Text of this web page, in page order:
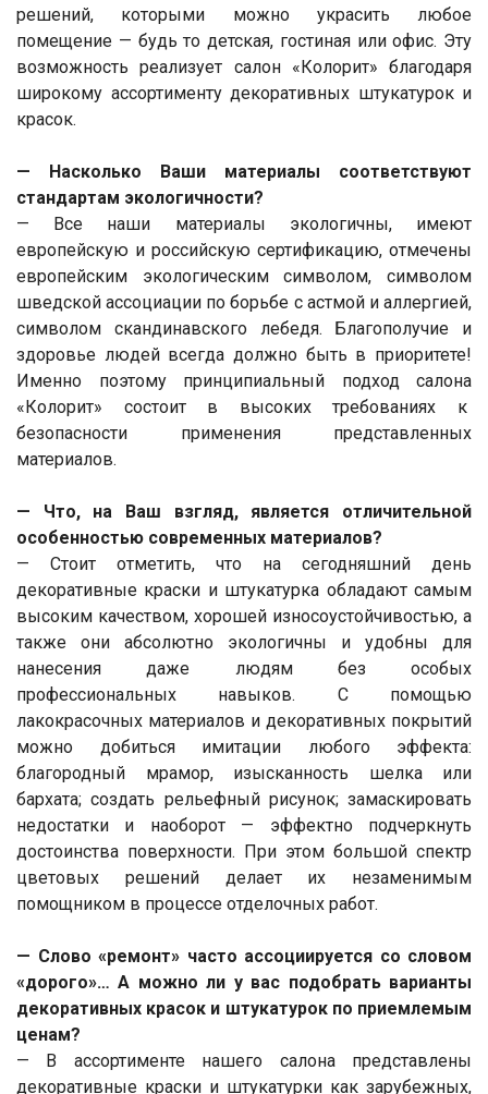
решений, которыми можно украсить любое
помещение — будь то детская, гостиная или офис. Эту
возможность реализует салон «Колорит» благодаря
широкому ассортименту декоративных штукатурок и
красок.
— Насколько Ваши материалы соответствуют
стандартам экологичности?
— Все наши материалы экологичны, имеют
европейскую и российскую сертификацию, отмечены
европейским экологическим символом, символом
шведской ассоциации по борьбе с астмой и аллергией,
символом скандинавского лебедя. Благополучие и
здоровье людей всегда должно быть в приоритете!
Именно поэтому принципиальный подход салона
«Колорит» состоит в высоких требованиях к
безопасности применения представленных
материалов.
— Что, на Ваш взгляд, является отличительной
особенностью современных материалов?
— Стоит отметить, что на сегодняшний день
декоративные краски и штукатурка обладают самым
высоким качеством, хорошей износоустойчивостью, а
также они абсолютно экологичны и удобны для
нанесения даже людям без особых
профессиональных навыков. С помощью
лакокрасочных материалов и декоративных покрытий
можно добиться имитации любого эффекта:
благородный мрамор, изысканность шелка или
бархата; создать рельефный рисунок; замаскировать
недостатки и наоборот — эффектно подчеркнуть
достоинства поверхности. При этом большой спектр
цветовых решений делает их незаменимым
помощником в процессе отделочных работ.
— Слово «ремонт» часто ассоциируется со словом
«дорого»… А можно ли у вас подобрать варианты
декоративных красок и штукатурок по приемлемым
ценам?
— В ассортименте нашего салона представлены
декоративные краски и штукатурки как зарубежных,